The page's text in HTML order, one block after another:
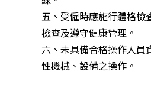
五、受僱時應施行體格檢
檢查及遵守健康管理。
六、未具備合格操作人員
性機械、設備之操作。